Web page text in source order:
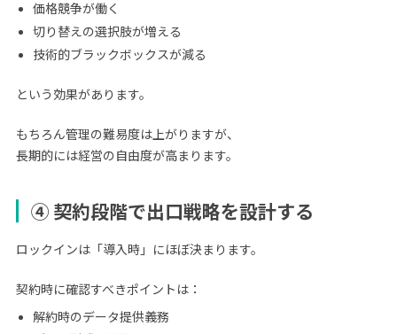
価格競争が働く
切り替えの選択肢が増える
技術的ブラックボックスが減る
という効果があります。
もちろん管理の難易度は上がりますが、
長期的には経営の自由度が高まります。
④ 契約段階で出口戦略を設計する
ロックインは「導入時」にほぼ決まります。
契約時に確認すべきポイントは：
解約時のデータ提供義務